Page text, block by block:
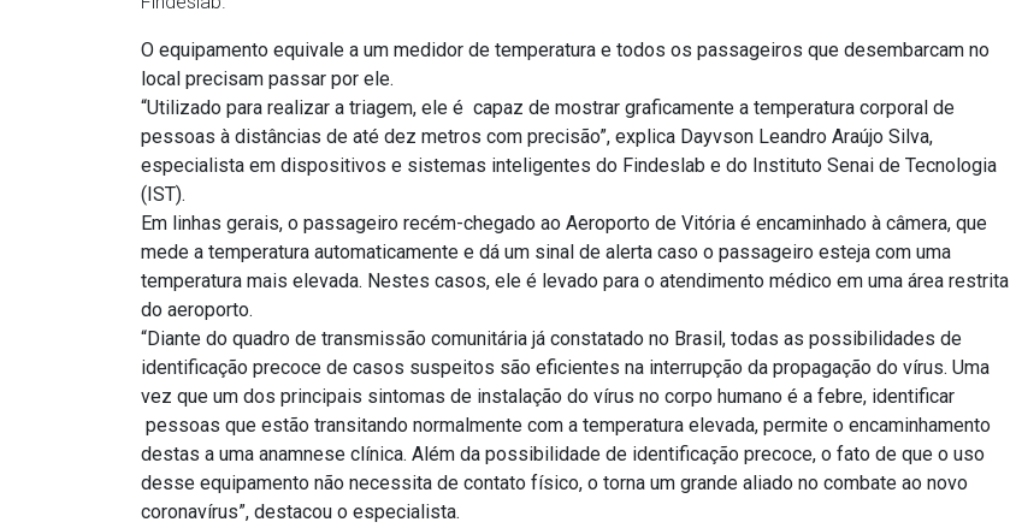
O equipamento equivale a um medidor de temperatura e todos os passageiros que desembarcam no
local precisam passar por ele.
“Utilizado para realizar a triagem, ele é capaz de mostrar graficamente a temperatura corporal de
pessoas à distâncias de até dez metros com precisão”, explica Dayvson Leandro Araújo Silva,
especialista em dispositivos e sistemas inteligentes do Findeslab e do Instituto Senai de Tecnologia
(IST).
Em linhas gerais, o passageiro recém-chegado ao Aeroporto de Vitória é encaminhado à câmera, que
mede a temperatura automaticamente e dá um sinal de alerta caso o passageiro esteja com uma
temperatura mais elevada. Nestes casos, ele é levado para o atendimento médico em uma área restrita
do aeroporto.
“Diante do quadro de transmissão comunitária já constatado no Brasil, todas as possibilidades de
identificação precoce de casos suspeitos são eficientes na interrupção da propagação do vírus. Uma
vez que um dos principais sintomas de instalação do vírus no corpo humano é a febre, identificar
pessoas que estão transitando normalmente com a temperatura elevada, permite o encaminhamento
destas a uma anamnese clínica. Além da possibilidade de identificação precoce, o fato de que o uso
desse equipamento não necessita de contato físico, o torna um grande aliado no combate ao novo
coronavírus”, destacou o especialista.